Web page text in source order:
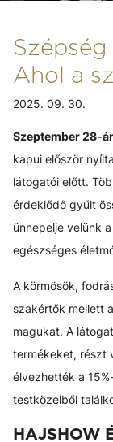
Ahol a
2025. 09. 30.
Szeptember 28-
kapui először
látogatói előtt.
érdeklődő gyűlt
ünnepelje velünk
egészséges
A körmösök,
szakértők mellett
magukat. A
termékeket, részt
élvezhették a
testközelből
HAJSHOW